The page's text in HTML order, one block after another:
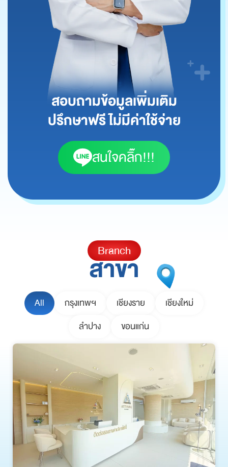
สอบถามข้อมูลเพิ่มเติม
ปรึกษาฟรี ไม่มีค่าใช้จ่าย
สนใจคลิ๊ก!!!
Branch
สาขา
All กรุงเทพฯ เชียงราย
เชียงใหม่
ลำปาง
ขอนแก่น